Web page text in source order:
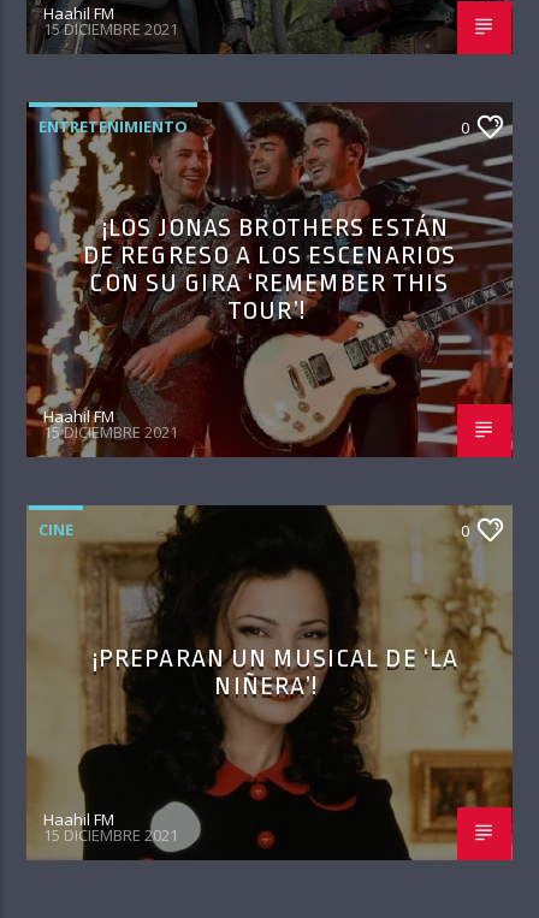
Haahil FM
15 DICIEMBRE 2021
ENTRETENIMIENTO 0
¡LOS JONAS BROTHERS ESTÁN
DE REGRESO A LOS ESCENARIOS
CON SU GIRA ‘REMEMBER THIS
TOUR’!
Haahil FM
15 DICIEMBRE 2021
CINE 0
¡PREPARAN UN MUSICAL DE ‘LA
NIÑERA’!
Haahil FM
15 DICIEMBRE 2021